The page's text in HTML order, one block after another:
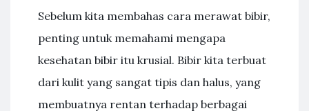
Sebelum kita membahas cara merawat bibir,
penting untuk memahami mengapa
kesehatan bibir itu krusial. Bibir kita terbuat
dari kulit yang sangat tipis dan halus, yang
membuatnya rentan terhadap berbagai